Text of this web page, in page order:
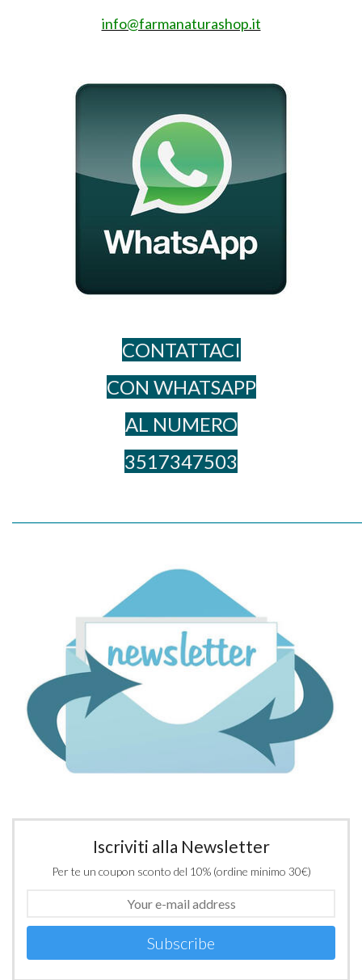
info@farmanaturashop.it
CONTATTACI
CON WHATSAPP
AL NUME​RO
3517347503
Iscriviti alla Newsletter
Per te un coupon sconto del 10% (ordine minimo 30€)
Subscribe